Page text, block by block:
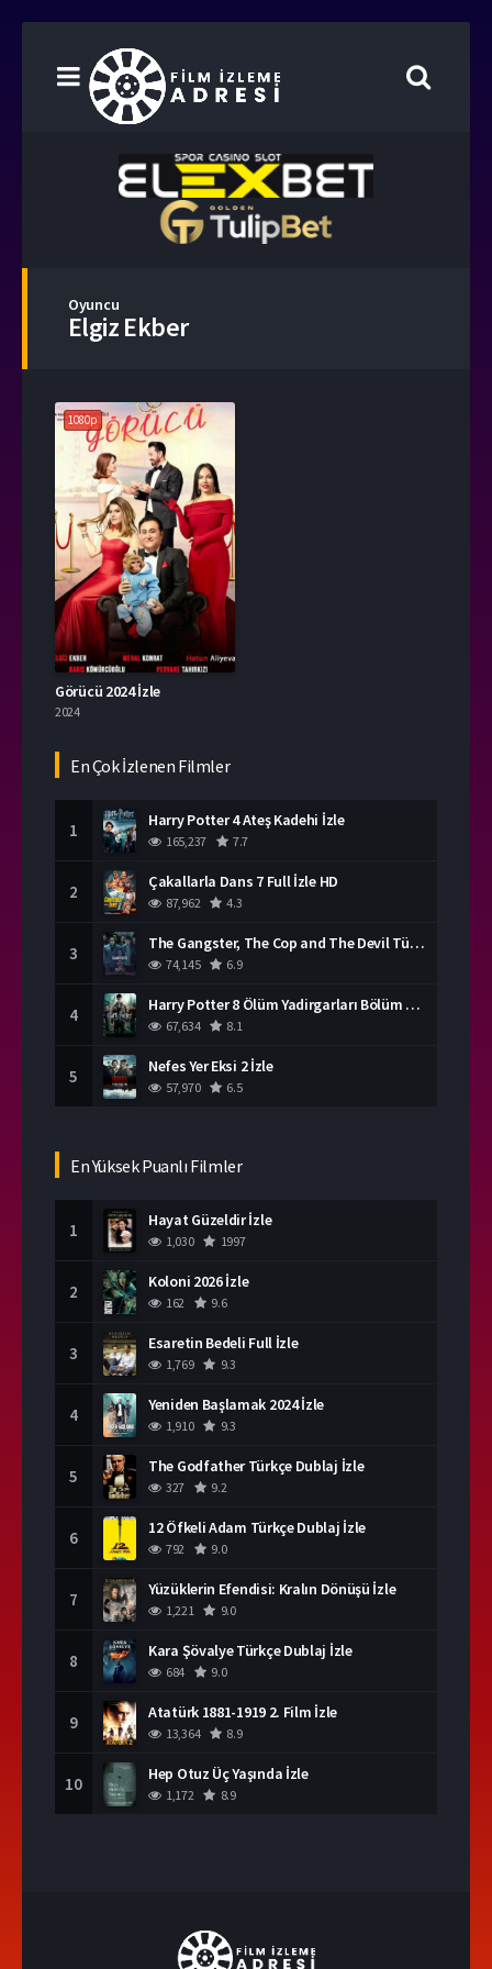
Oyuncu
Elgiz Ekber
1080p
Görücü 2024 İzle
2024
En Çok İzlenen Filmler
1 Harry Potter 4 Ateş Kadehi İzle
165,237 7.7
2 Çakallarla Dans 7 Full İzle HD
87,962 4.3
3 The Gangster, The Cop and The Devil Türkçe Dublaj İzle
74,145 6.9
4 Harry Potter 8 Ölüm Yadirgarları Bölüm 2 İzle
67,634 8.1
5 Nefes Yer Eksi 2 İzle
57,970 6.5
En Yüksek Puanlı Filmler
1 Hayat Güzeldir İzle
1,030 1997
2 Koloni 2026 İzle
162 9.6
3 Esaretin Bedeli Full İzle
1,769 9.3
4 Yeniden Başlamak 2024 İzle
1,910 9.3
5 The Godfather Türkçe Dublaj İzle
327 9.2
6 12 Öfkeli Adam Türkçe Dublaj İzle
792 9.0
7 Yüzüklerin Efendisi: Kralın Dönüşü İzle
1,221 9.0
8 Kara Şövalye Türkçe Dublaj İzle
684 9.0
9 Atatürk 1881-1919 2. Film İzle
13,364 8.9
10 Hep Otuz Üç Yaşında İzle
1,172 8.9